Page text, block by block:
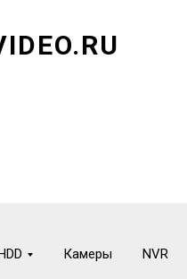
Камеры NVR